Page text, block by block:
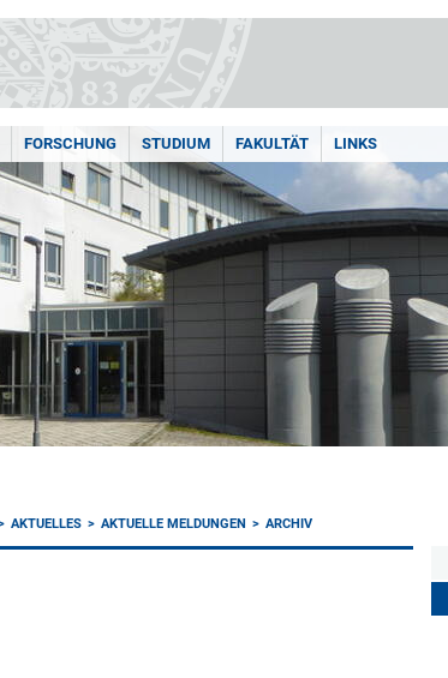
FORSCHUNG STUDIUM FAKULTÄT LINKS
AKTUELLES AKTUELLE MELDUNGEN ARCHIV